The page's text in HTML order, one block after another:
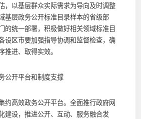
，以基层群众实际需求为导向及时调整
基层政务公开标准目录样本的省级部
的统一部署，积极做好相关领域标准目
设区市要加强指导协调和监督检查，确
推进、取得实效。
开平台和制度支撑
高效政务公开平台。全面推行政府网
建设，推进公开、互动、服务融合发